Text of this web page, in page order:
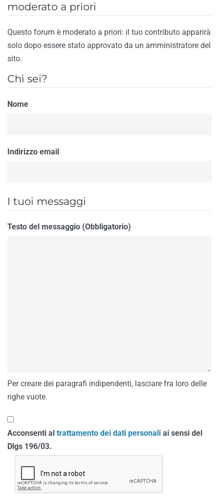
moderato a priori
Questo forum è moderato a priori: il tuo contributo apparirà
solo dopo essere stato approvato da un amministratore del
sito.
Chi sei?
Nome
Indirizzo email
I tuoi messaggi
Testo del messaggio (Obbligatorio)
Per creare dei paragrafi indipendenti, lasciare fra loro delle
righe vuote.
Acconsenti al trattamento dei dati personali ai sensi del
Dlgs 196/03.